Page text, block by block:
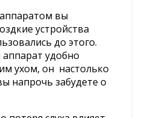
вы
устройства
до этого.
удобно
ухом, он настолько
напрочь забудете о